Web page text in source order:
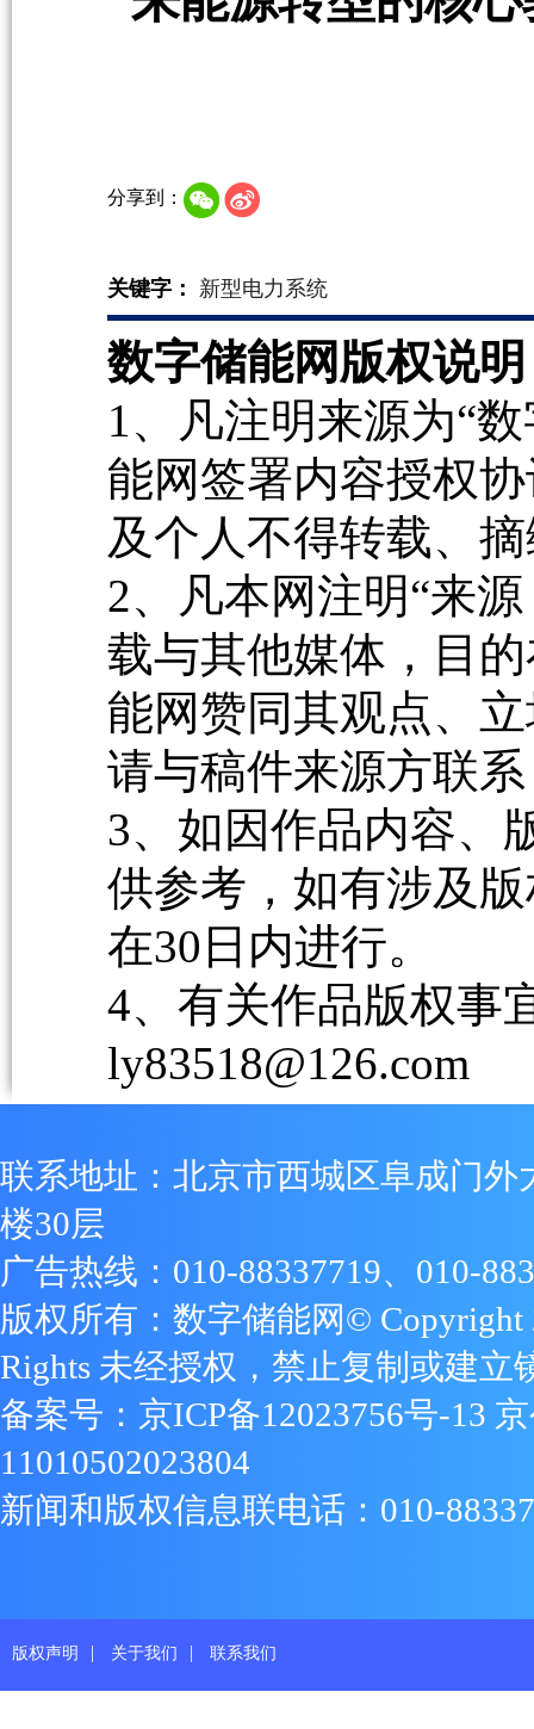
分享到：
关键字： 新型电力系统
数字储能网版权说
1、凡注明来源为“
能网签署内容授权
及个人不得转载、
2、凡本网注明“来
载与其他媒体，目
能网赞同其观点、
请与稿件来源方联
3、如因作品内容、
供参考，如有涉及
在30日内进行。
4、有关作品版权事
ly83518@126.com
联系地址：北京市西城区阜成门外
楼30层
广告热线：010-88337719、010-
版权所有：数字储能网© Copyright
Rights 未经授权，禁止复制或建立
备案号： 京ICP备12023756号-13
11010502023804
新闻和版权信息联电话：010-
版权声明 | 关于我们 | 联系我们